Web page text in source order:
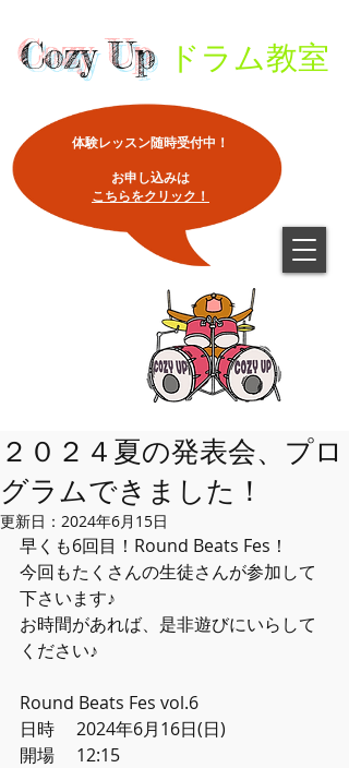
Cozy Up ドラム教室
体験レッスン随時受付中！
​お申し込みは
こちらをクリック！
２０２４夏の発表会、プロ
グラムできました！
更新日： 2024年6月15日
早くも6回目！Round Beats Fes！
今回もたくさんの生徒さんが参加して
下さいます♪
お時間があれば、是非遊びにいらして
ください♪
Round Beats Fes vol.6
日時 　2024年6月16日(日)
開場　 12:15